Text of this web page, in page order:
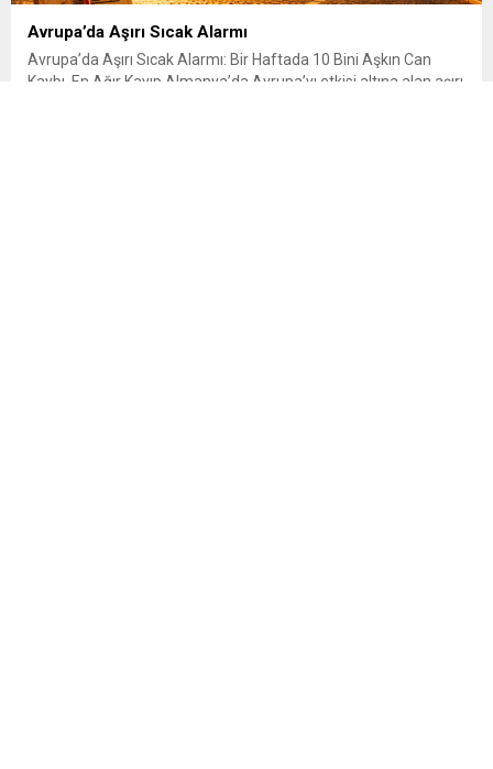
Avrupa’da Aşırı Sıcak Alarmı
Avrupa’da Aşırı Sıcak Alarmı: Bir Haftada 10 Bini Aşkın Can
Kaybı, En Ağır Kayıp Almanya’da Avrupa’yı etkisi altına alan aşırı